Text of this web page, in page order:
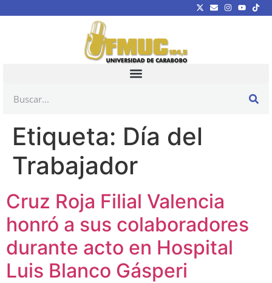
Etiqueta: Día del
Trabajador
Cruz Roja Filial Valencia
honró a sus colaboradores
durante acto en Hospital
Luis Blanco Gásperi